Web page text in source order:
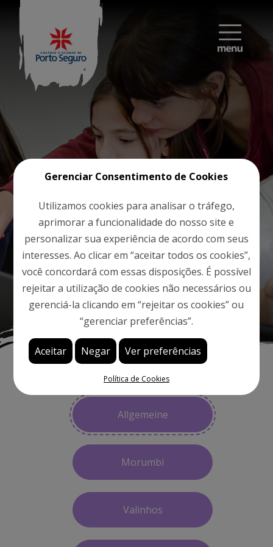
Schulleitung
Allgemeine
Morumbi
Valinhos
Gerenciar Consentimento de Cookies
Utilizamos cookies para analisar o tráfego,
aprimorar a funcionalidade do nosso site e
personalizar sua experiência de acordo com seus
interesses. Ao clicar em “aceitar todos os cookies”,
você concordará com essas disposições. É possível
rejeitar a utilização de cookies não necessários ou
gerenciá-la clicando em “rejeitar os cookies” ou
“gerenciar preferências”.
Aceitar Negar Ver preferências
Política de Cookies